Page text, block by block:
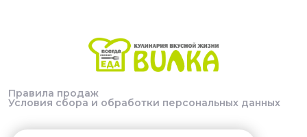
Правила продаж
Условия сбора и обработки персональных данных